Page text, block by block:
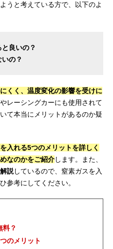
うと考えている方で、以下のよ
良いの？
の？
くく、温度変化の影響を受けに
レーシングカーにも使用されて
て本当にメリットがあるのか疑
入れる5つのメリットを詳しく
なのかをご紹介します。また、
説しているので、窒素ガスを入
参考にしてください。
料？
のメリット